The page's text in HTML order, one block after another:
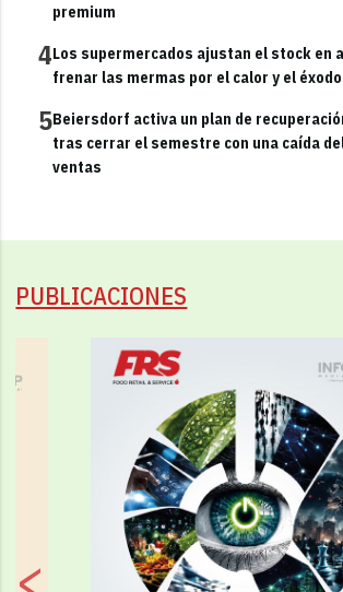
premium
4Los supermercados ajustan el stock en
frenar las mermas por el calor y el
5Beiersdorf activa un plan de
tras cerrar el semestre con una caída
ventas
PUBLICACIONES